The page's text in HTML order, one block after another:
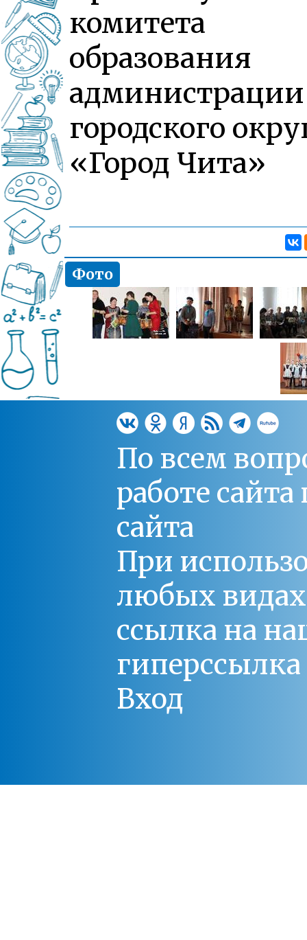
комитета
образования
администрации
городского
«Город Чита»
Фото
По всем
работе
сайта
При
любых
ссылка на
Вход